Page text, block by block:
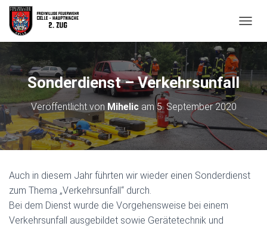
A
A
O
N
C
Sonderdienst – Verkehrsunfall
Veröffentlicht von Mihelicam5. September 2020
Auch in diesem Jahr führten wir wieder einen Sonderdienst
zum Thema „Verkehrsunfall“ durch.
Bei dem Dienst wurde die Vorgehensweise bei einem
Verkehrsunfall ausgebildet sowie Gerätetechnik und